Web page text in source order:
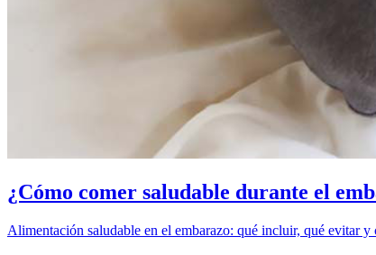
¿Cómo comer saludable durante el
Alimentación saludable en el embarazo: qué incluir, qué evitar